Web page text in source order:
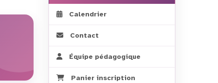
Calendrier
Contact
Équipe pédagogique
Panier inscription